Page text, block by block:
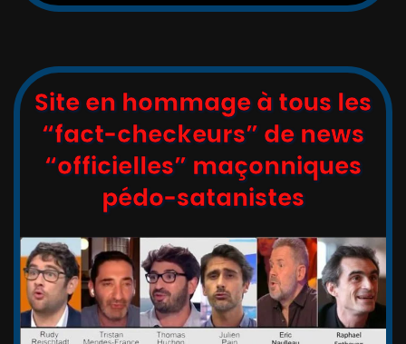
Site en hommage à tous les
“fact-checkeurs” de news
“officielles” maçonniques
pédo-satanistes